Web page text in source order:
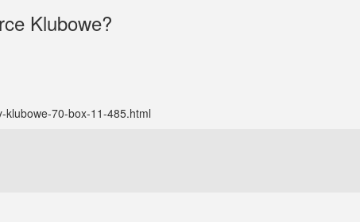
Klubowe?
klubowe-70-box-11-485.html